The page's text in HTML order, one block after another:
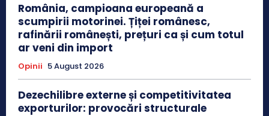
România, campioana europeană a
scumpirii motorinei. Țiței românesc,
rafinării românești, prețuri ca și cum totul
ar veni din import
Opinii 5 August 2026
Dezechilibre externe și competitivitatea
exporturilor: provocări structurale